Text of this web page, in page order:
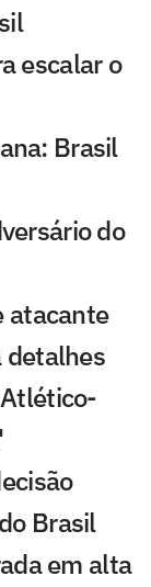
escalar o
Brasil
do
atacante
detalhes
Brasil
em alta